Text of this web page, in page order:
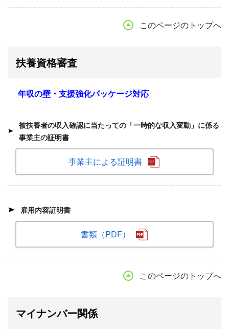
このページのトップへ
扶養資格審査
年収の壁・支援強化パッケージ対応
被扶養者の収入確認に当たっての「一時的な収入変動」に係る
事業主の証明書
事業主による証明書
雇用内容証明書
書類（PDF）
このページのトップへ
マイナンバー関係